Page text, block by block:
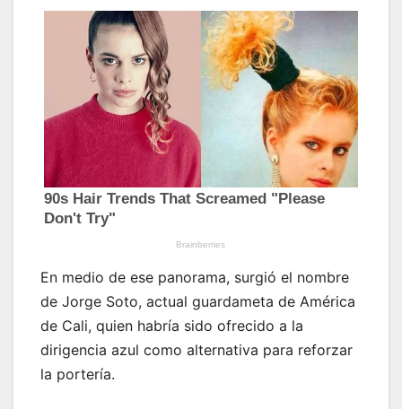
En medio de ese panorama, surgió el nombre
de Jorge Soto, actual guardameta de América
de Cali, quien habría sido ofrecido a la
dirigencia azul como alternativa para reforzar
la portería.